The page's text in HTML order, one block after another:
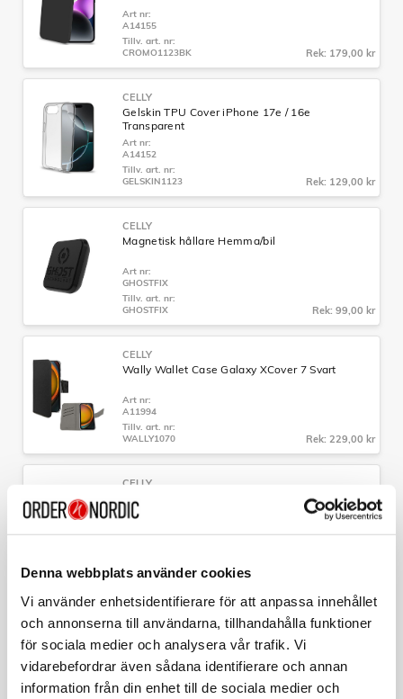
Denna webbplats använder cookies
Vi använder enhetsidentifierare för att anpassa innehållet
och annonserna till användarna, tillhandahålla funktioner
för sociala medier och analysera vår trafik. Vi
vidarebefordrar även sådana identifierare och annan
information från din enhet till de sociala medier och
Art nr:
A14155
Tillv. art. nr:
CROMO1123BK
Rek: 179,00 kr
CELLY
Gelskin TPU Cover iPhone 17e / 16e
Transparent
Art nr:
A14152
Tillv. art. nr:
GELSKIN1123
Rek: 129,00 kr
CELLY
Magnetisk hållare Hemma/bil
Art nr:
GHOSTFIX
Tillv. art. nr:
GHOSTFIX
Rek: 99,00 kr
CELLY
Wally Wallet Case Galaxy XCover 7 Svart
Art nr:
A11994
Tillv. art. nr:
WALLY1070
Rek: 229,00 kr
CELLY
Full Glass Skärmskydd Härdat glas Galaxy A57
5G
FULLGLASS1169BK
GHOSTSUPERMAGCH MagSafe-bilhållare med
trådlös laddning
A10484
Tillv. art. nr:
GHOSTSUPERMAGCH
Rek: 399,00 kr